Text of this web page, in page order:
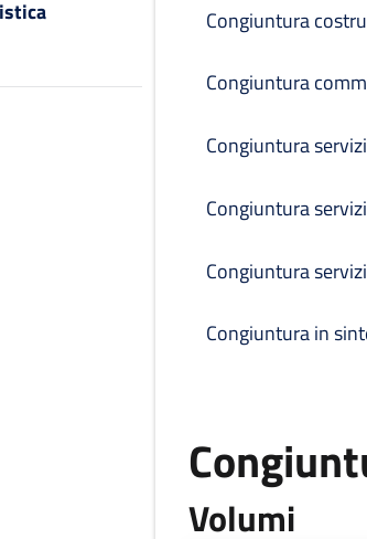
Congiuntura
Congiuntura
Congiuntura
Congiuntura
Congiuntura
Congiuntura in
Volumi